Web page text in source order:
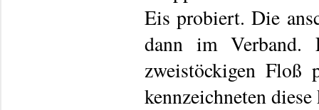
Eis probiert. Die
dann im Verband.
zweistöckigen Floß
kennzeichneten